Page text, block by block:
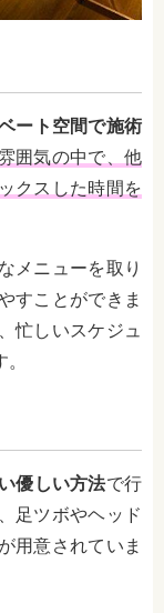
ート空間で施術
囲気の中で、他
クスした時間を
メニューを取り
すことができま
忙しいスケジュ
優しい方法で行
足ツボやヘッド
用意されていま